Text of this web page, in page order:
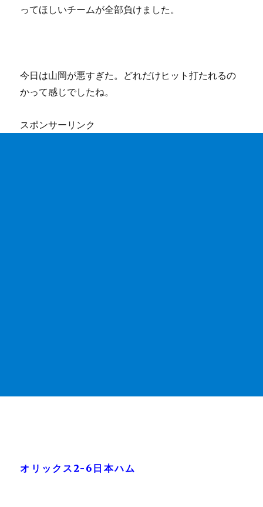
ってほしいチームが全部負けました。
今日は山岡が悪すぎた。どれだけヒット打たれるの
かって感じでしたね。
スポンサーリンク
オリックス2-6日本ハム